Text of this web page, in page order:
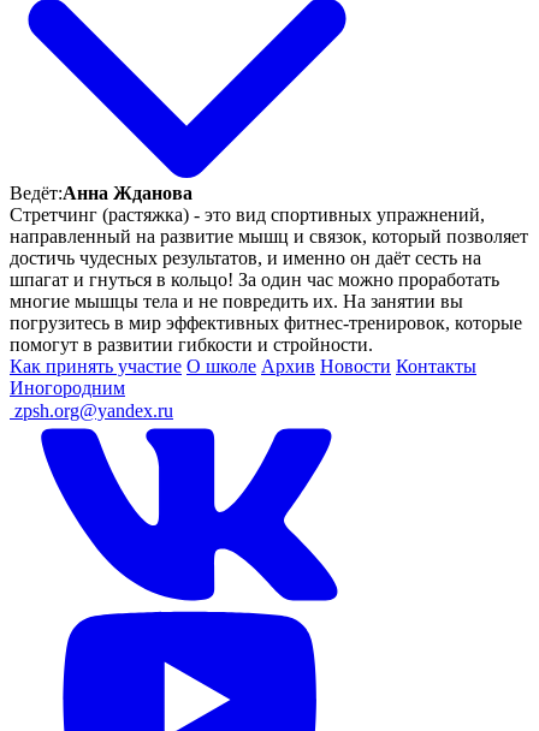
Ведёт:Анна Жданова
Стретчинг (растяжка) - это вид спортивных упражнений,
направленный на развитие мышц и связок, который позволяет
достичь чудесных результатов, и именно он даёт сесть на
шпагат и гнуться в кольцо! За один час можно проработать
многие мышцы тела и не повредить их. На занятии вы
погрузитесь в мир эффективных фитнес-тренировок, которые
помогут в развитии гибкости и стройности.
Как принять участие О школе Архив Новости Контакты
Иногородним
zpsh.org@yandex.ru